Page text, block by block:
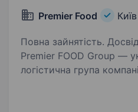
Premier Food Київ
Повна зайнятість.
Premier FOOD Group —
логістична група
Вінницькій області та